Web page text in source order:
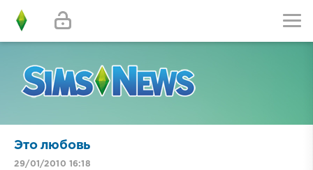
Это любовь
29/01/2010 16:18